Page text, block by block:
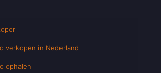
verkopen in Nederland
ophalen